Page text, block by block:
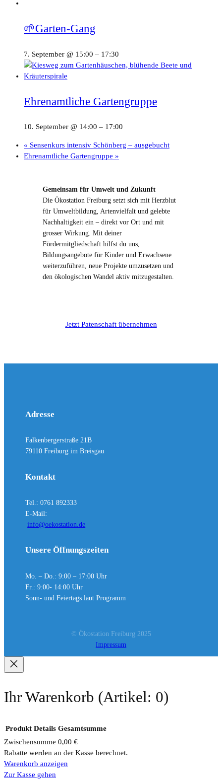
🌱Garten-Gang
7. September @ 15:00 – 17:30
Ehrenamtliche Gartengruppe
10. September @ 14:00 – 17:00
« Sensenkurs intensiv Schönberg – ausgebucht
Ehrenamtliche Gartengruppe »
Gemeinsam für Umwelt und Zukunft
Die Ökostation Freiburg setzt sich mit Herzblut
für Umweltbildung, Artenvielfalt und gelebte
Nachhaltigkeit ein – direkt vor Ort und mit
grosser Wirkung. Mit deiner
Fördermitgliedschaft hilfst du uns,
Bildungsangebote für Kinder und Erwachsene
weiterzuführen, neue Projekte umzusetzen und
den ökologischen Wandel aktiv mitzugestalten.
Jetzt Patenschaft übernehmen
Adresse
Falkenbergerstraße 21B
79110 Freiburg im Breisgau
Kontakt
Tel.: 0761 892333
E-Mail:
info@oekostation.de
Unsere Öffnungszeiten
Mo. – Do.: 9:00 – 17:00 Uhr
Fr.: 9:00- 14:00 Uhr
Sonn- und Feiertags laut Programm
© Ökostation Freiburg 2025
Impressum
Ihr Warenkorb (Artikel: 0)
Produkte
Produkt Details Gesamtsumme
Zwischensumme 0,00 €
Rabatte werden an der Kasse berechnet.
Warenkorb anzeigen
Zur Kasse gehen